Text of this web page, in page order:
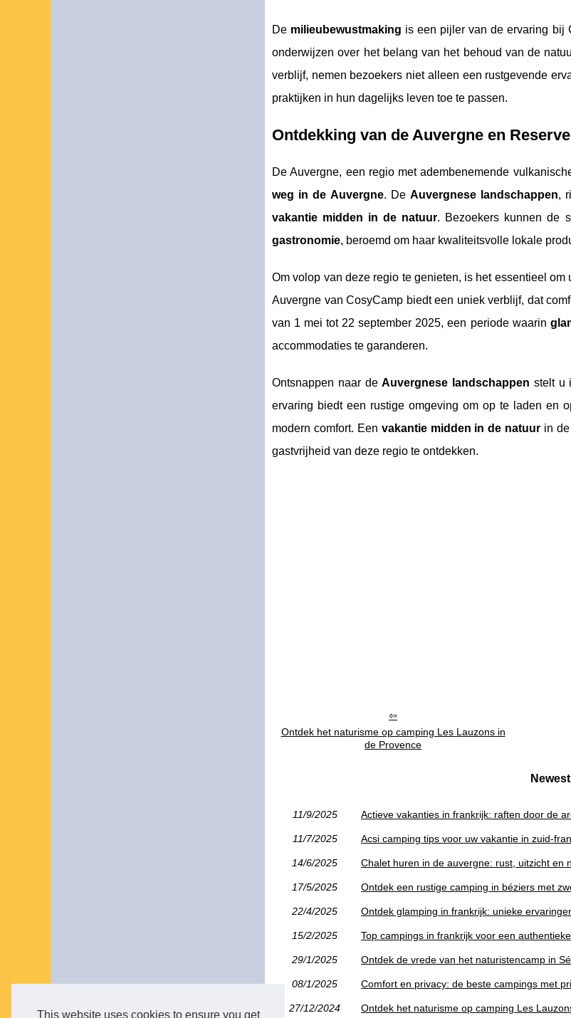
This website uses cookies to ensure you get
De milieubewustmaking is een pijler van de ervaring bij
onderwijzen over het belang van het behoud van de
verblijf, nemen bezoekers niet alleen een rustgevende
praktijken in hun dagelijks leven toe te passen.
Ontdekking van de Auvergne en
De Auvergne, een regio met adembenemende
weg in de Auvergne. DeAuvergnese landschappen,
vakantie midden in de natuur. Bezoekers kunnen de
gastronomie, beroemd om haar kwaliteitsvolle lokale
Om volop van deze regio te genieten, is het essentieel om
Auvergne van CosyCamp biedt een uniek verblijf, dat
van 1 mei tot 22 september 2025, een periode waarin
accommodaties te garanderen.
Ontsnappen naar deAuvergnese landschappen stelt u
ervaring biedt een rustige omgeving om op te laden en
modern comfort. Een vakantie midden in de natuur in
gastvrijheid van deze regio te ontdekken.
Ontdek het naturisme op camping Les Lauzons in
de Provence
11/9/2025 Actieve vakanties in frankrijk: raften door de
11/7/2025 Acsi camping tips voor uw vakantie in zuid-
14/6/2025 Chalet huren in de auvergne: rust, uitzicht en
17/5/2025 Ontdek een rustige camping in béziers met
22/4/2025 Ontdek glamping in frankrijk: unieke
15/2/2025 Top campings in frankrijk voor een
29/1/2025 Ontdek de vrede van het naturistencamp in
08/1/2025 Comfort en privacy: de beste campings met
27/12/2024 Ontdek het naturisme op camping Les